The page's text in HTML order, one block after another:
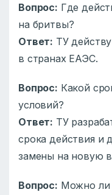
Вопрос: Где
на бритвы?
Ответ: ТУ
в странах ЕАЭС.
Вопрос: Какой
условий?
Ответ: ТУ
срока действия и
замены на новую
Вопрос: Можно ли